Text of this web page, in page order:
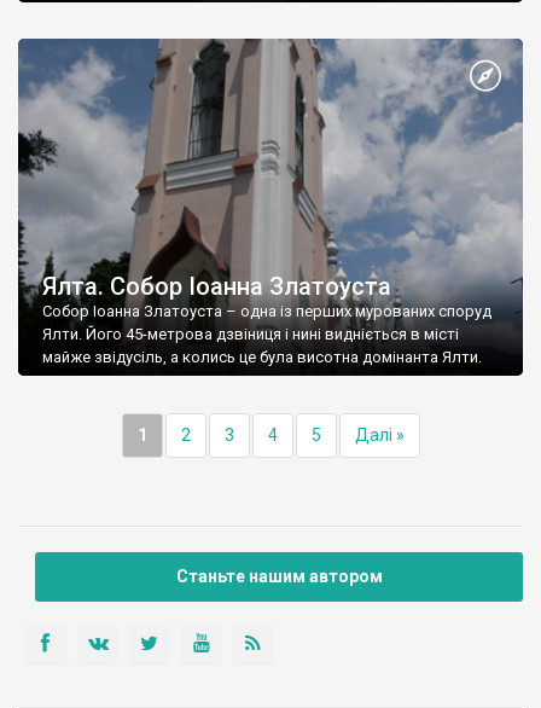
Ялта. Собор Іоанна Златоуста
Собор Іоанна Златоуста – одна із перших мурованих споруд
Ялти. Його 45-метрова дзвіниця і нині видніється в місті
майже звідусіль, а колись це була висотна домінанта Ялти.
1 2 3 4 5 Далі »
Станьте нашим автором